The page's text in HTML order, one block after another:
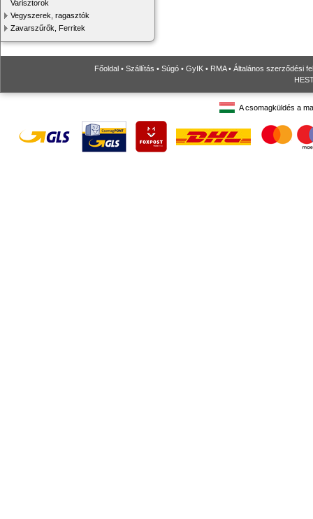
Varisztorok
Vegyszerek, ragasztók
Zavarszűrők, Ferritek
Főoldal • Szállítás • Súgó • GyIK • RMA• Általános szerződési
A csomagküldés a